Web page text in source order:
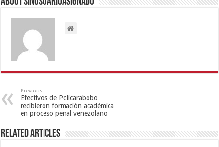
Previous
Efectivos de Policarabobo
recibieron formación académica
en proceso penal venezolano
Related Articles